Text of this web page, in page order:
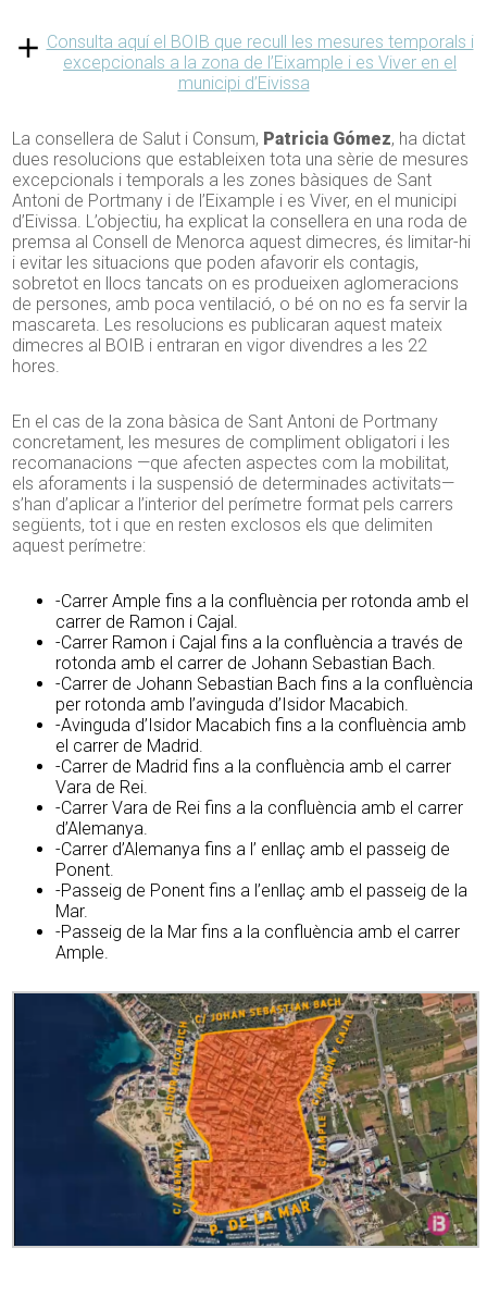
Consulta aquí el BOIB que recull les mesures temporals i
excepcionals a la zona de l’Eixample i es Viver en el
municipi d’Eivissa
La consellera de Salut i Consum, Patricia Gómez, ha dictat
dues resolucions que estableixen tota una sèrie de mesures
excepcionals i temporals a les zones bàsiques de Sant
Antoni de Portmany i de l’Eixample i es Viver, en el municipi
d’Eivissa. L’objectiu, ha explicat la consellera en una roda de
premsa al Consell de Menorca aquest dimecres, és limitar-hi
i evitar les situacions que poden afavorir els contagis,
sobretot en llocs tancats on es produeixen aglomeracions
de persones, amb poca ventilació, o bé on no es fa servir la
mascareta. Les resolucions es publicaran aquest mateix
dimecres al BOIB i entraran en vigor divendres a les 22
hores.
En el cas de la zona bàsica de Sant Antoni de Portmany
concretament, les mesures de compliment obligatori i les
recomanacions —que afecten aspectes com la mobilitat,
els aforaments i la suspensió de determinades activitats—
s’han d’aplicar a l’interior del perímetre format pels carrers
següents, tot i que en resten exclosos els que delimiten
aquest perímetre:
-Carrer Ample fins a la confluència per rotonda amb el
carrer de Ramon i Cajal.
-Carrer Ramon i Cajal fins a la confluència a través de
rotonda amb el carrer de Johann Sebastian Bach.
-Carrer de Johann Sebastian Bach fins a la confluència
per rotonda amb l’avinguda d’Isidor Macabich.
-Avinguda d’Isidor Macabich fins a la confluència amb
el carrer de Madrid.
-Carrer de Madrid fins a la confluència amb el carrer
Vara de Rei.
-Carrer Vara de Rei fins a la confluència amb el carrer
d’Alemanya.
-Carrer d’Alemanya fins a l’ enllaç amb el passeig de
Ponent.
-Passeig de Ponent fins a l’enllaç amb el passeig de la
Mar.
-Passeig de la Mar fins a la confluència amb el carrer
Ample.